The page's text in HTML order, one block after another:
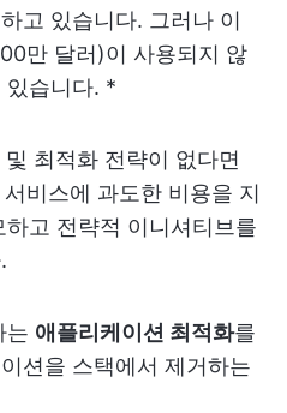
고 있습니다. 그러나 이
만 달러)이 사용되지 않
있습니다. *
및 최적화 전략이 없다면
비스에 과도한 비용을 지
고 전략적 이니셔티브를
는 애플리케이션 최적화를
션을 스택에서 제거하는